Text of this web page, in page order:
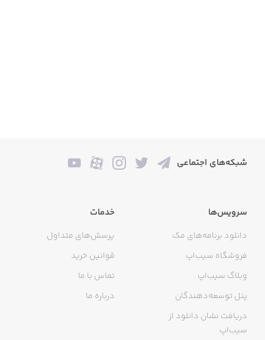
شبکه‌های اجتماعی
سرویس‌ها
دانلود برنامه‌های مک
فروشگاه سیب‌اپ
وبلاگ سیب‌اپ
پنل توسعه‌دهندگان
دریافت نشان دانلود از
سیب‌اپ
خدمات
پرسش‌های متداول
قوانین خرید
تماس با ما
درباره ما